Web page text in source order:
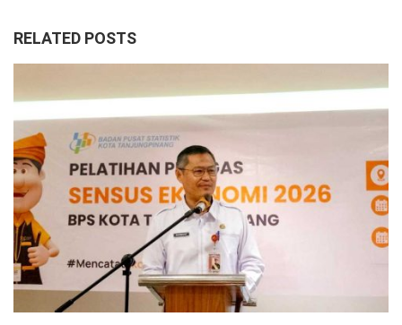
RELATED POSTS